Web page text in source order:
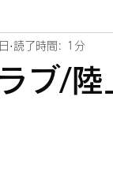
ブ/
読了時間: 1分